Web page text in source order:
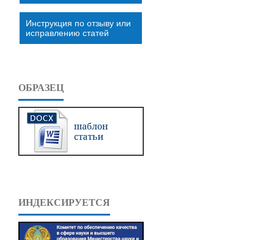
Инструкция по отзыву или
исправлению статей
ОБРАЗЕЦ
ИНДЕКСИРУЕТСЯ